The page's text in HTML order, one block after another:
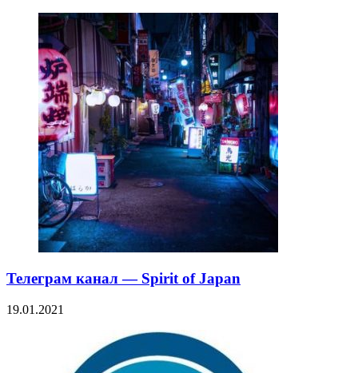
Телеграм канал — Spirit of Japan
19.01.2021